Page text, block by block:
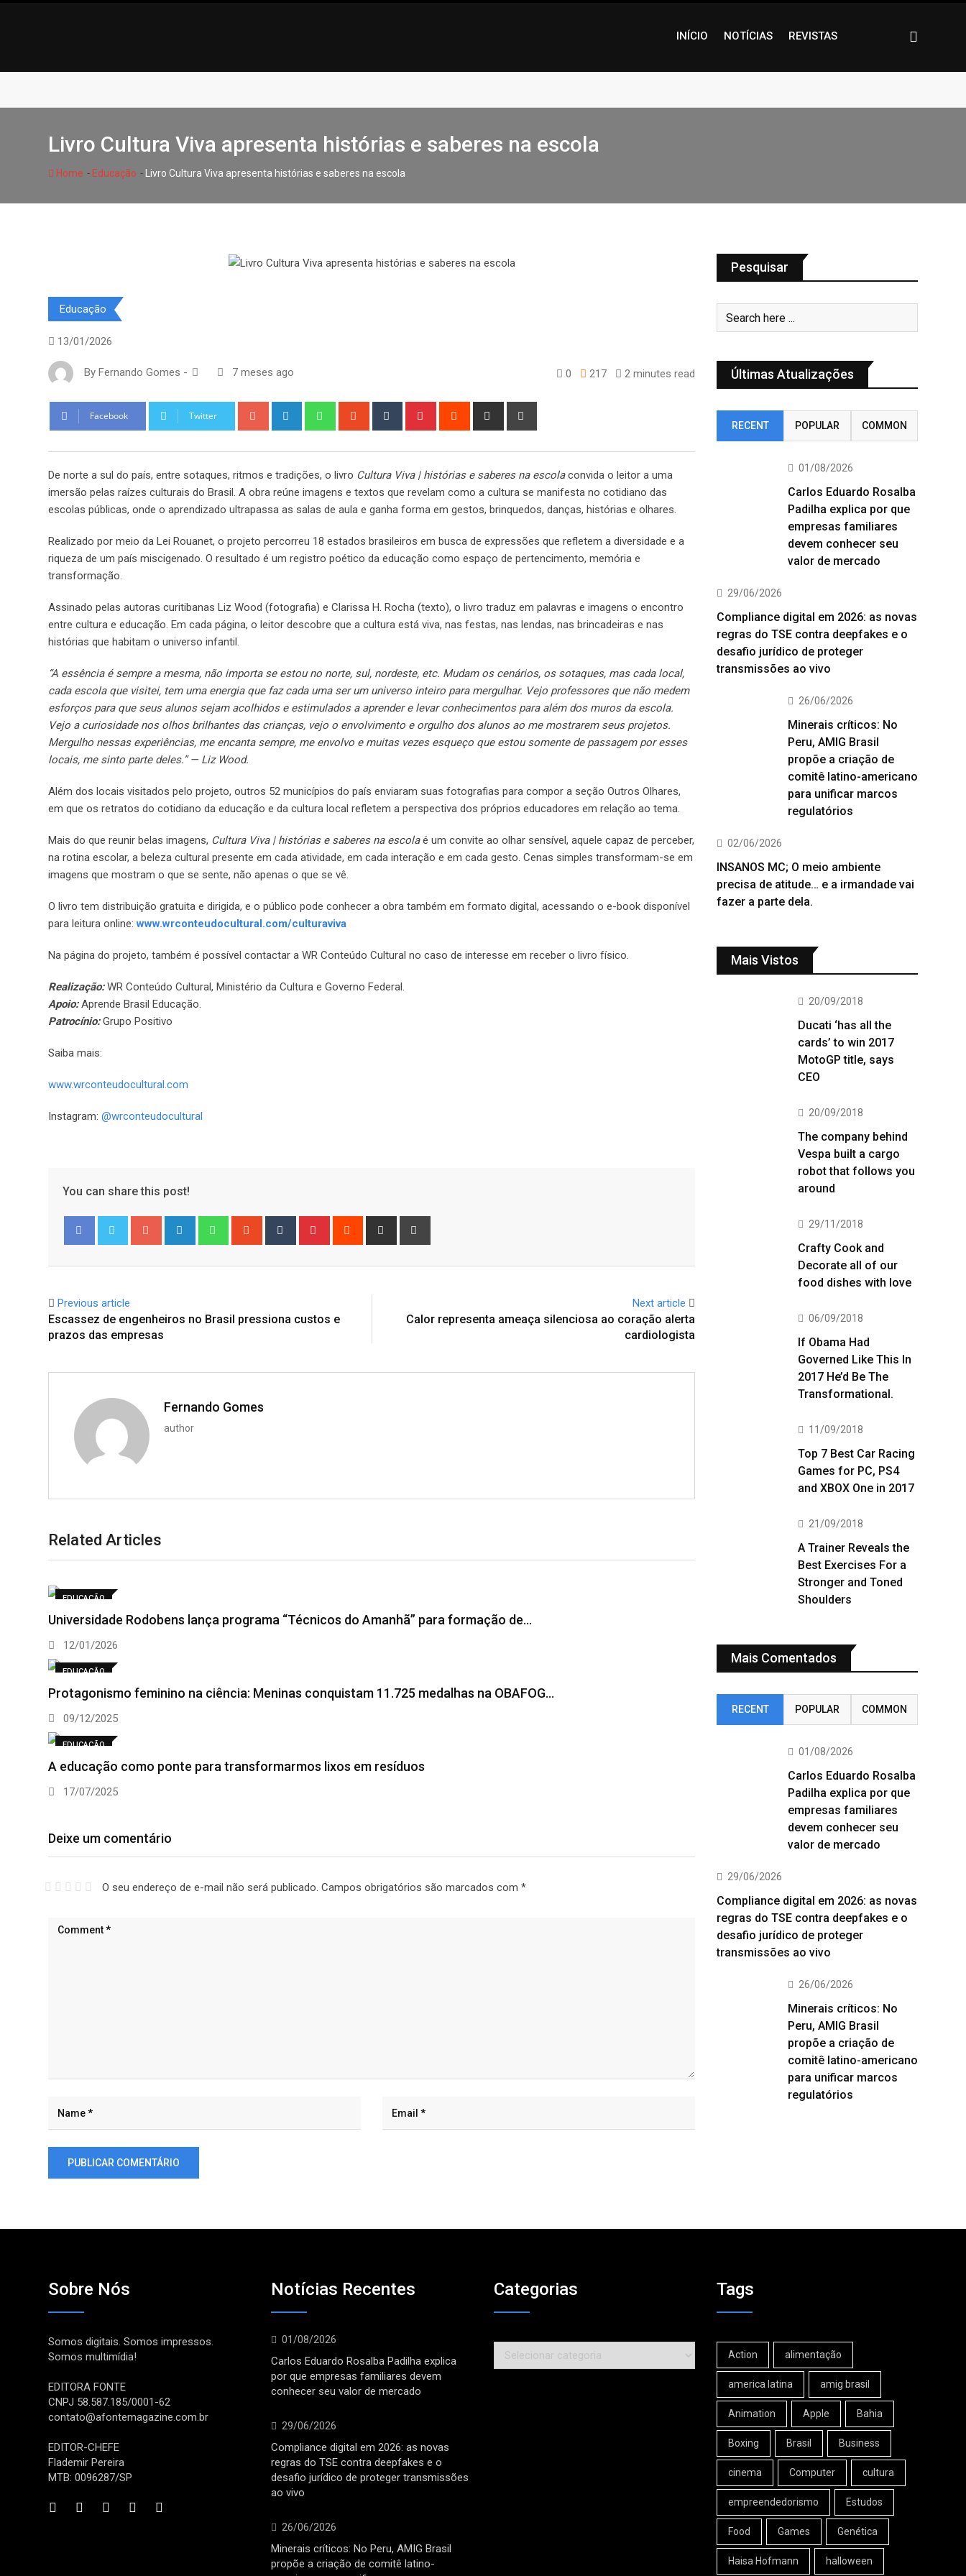
INÍCIO NOTÍCIAS REVISTAS
Livro Cultura Viva apresenta histórias e saberes na escola
Home - Educação - Livro Cultura Viva apresenta histórias e saberes na escola
Educação
13/01/2026
By Fernando Gomes - 7 meses ago 0 217 2 minutes read
Facebook Twitter Google+ LinkedIn WhatsappStumbleUpon
Tumblr Pinterest Reddit
Share
De norte a sul do país, entre sotaques, ritmos e tradições, o livro Cultura Viva | histórias e saberes na escolaconvida o leitor a uma
imersão pelas raízes culturais do Brasil. A obra reúne imagens e textos que revelam como a cultura se manifesta no cotidiano das
escolas públicas, onde o aprendizado ultrapassa as salas de aula e ganha forma em gestos, brinquedos, danças, histórias e olhares.
Realizado por meio da Lei Rouanet, o projeto percorreu 18 estados brasileiros em busca de expressões que refletem a diversidade e a
riqueza de um país miscigenado. O resultado é um registro poético da educação como espaço de pertencimento, memória e
transformação.
Assinado pelas autoras curitibanas Liz Wood (fotografia) e Clarissa H. Rocha (texto), o livro traduz em palavras e imagens o encontro
entre cultura e educação. Em cada página, o leitor descobre que a cultura está viva, nas festas, nas lendas, nas brincadeiras e nas
histórias que habitam o universo infantil.
“A essência é sempre a mesma, não importa se estou no norte, sul, nordeste, etc. Mudam os cenários, os sotaques, mas cada local,
cada escola que visitei, tem uma energia que faz cada uma ser um universo inteiro para mergulhar. Vejo professores que não medem
esforços para que seus alunos sejam acolhidos e estimulados a aprender e levar conhecimentos para além dos muros da escola.
Vejo a curiosidade nos olhos brilhantes das crianças, vejo o envolvimento e orgulho dos alunos ao me mostrarem seus projetos.
Mergulho nessas experiências, me encanta sempre, me envolvo e muitas vezes esqueço que estou somente de passagem por esses
locais, me sinto parte deles.” — Liz Wood.
Além dos locais visitados pelo projeto, outros 52 municípios do país enviaram suas fotografias para compor a seção Outros Olhares,
em que os retratos do cotidiano da educação e da cultura local refletem a perspectiva dos próprios educadores em relação ao tema.
Mais do que reunir belas imagens, Cultura Viva | histórias e saberes na escolaé um convite ao olhar sensível, aquele capaz de perceber,
na rotina escolar, a beleza cultural presente em cada atividade, em cada interação e em cada gesto. Cenas simples transformam-se em
imagens que mostram o que se sente, não apenas o que se vê.
O livro tem distribuição gratuita e dirigida, e o público pode conhecer a obra também em formato digital, acessando o e-book disponível
para leitura online:www.wrconteudocultural.com/culturaviva
Na página do projeto, também é possível contactar a WR Conteúdo Cultural no caso de interesse em receber o livro físico.
Realização:WR Conteúdo Cultural, Ministério da Cultura e Governo Federal.
Apoio:Aprende Brasil Educação.
Patrocínio:Grupo Positivo
Saiba mais:
www.wrconteudocultural.com
Instagram: @wrconteudocultural
You can share this post!
Google+ LinkedIn WhatsappStumbleUpon
Tumblr Pinterest Reddit
Share
Previous article
Escassez de engenheiros no Brasil pressiona custos e
prazos das empresas
Next article
Calor representa ameaça silenciosa ao coração alerta
cardiologista
Fernando Gomes
author
Related Articles
EDUCAÇÃO
Universidade Rodobens lança programa “Técnicos do Amanhã” para formação de…
12/01/2026
EDUCAÇÃO
Protagonismo feminino na ciência: Meninas conquistam 11.725 medalhas na OBAFOG…
09/12/2025
EDUCAÇÃO
A educação como ponte para transformarmos lixos em resíduos
17/07/2025
Deixe um comentário
O seu endereço de e-mail não será publicado. Campos obrigatórios são marcados com *
Pesquisar
Últimas Atualizações
RECENT POPULAR COMMON
01/08/2026
Carlos Eduardo Rosalba
Padilha explica por que
empresas familiares
devem conhecer seu
valor de mercado
29/06/2026
Compliance digital em 2026: as novas
regras do TSE contra deepfakes e o
desafio jurídico de proteger
transmissões ao vivo
26/06/2026
Minerais críticos: No
Peru, AMIG Brasil
propõe a criação de
comitê latino-americano
para unificar marcos
regulatórios
02/06/2026
INSANOS MC; O meio ambiente
precisa de atitude… e a irmandade vai
fazer a parte dela.
Mais Vistos
20/09/2018
Ducati ‘has all the
cards’ to win 2017
MotoGP title, says
CEO
20/09/2018
The company behind
Vespa built a cargo
robot that follows you
around
29/11/2018
Crafty Cook and
Decorate all of our
food dishes with love
06/09/2018
If Obama Had
Governed Like This In
2017 He’d Be The
Transformational.
11/09/2018
Top 7 Best Car Racing
Games for PC, PS4
and XBOX One in 2017
21/09/2018
A Trainer Reveals the
Best Exercises For a
Stronger and Toned
Shoulders
Mais Comentados
RECENT POPULAR COMMON
01/08/2026
Carlos Eduardo Rosalba
Padilha explica por que
empresas familiares
devem conhecer seu
valor de mercado
29/06/2026
Compliance digital em 2026: as novas
regras do TSE contra deepfakes e o
desafio jurídico de proteger
transmissões ao vivo
26/06/2026
Minerais críticos: No
Peru, AMIG Brasil
propõe a criação de
comitê latino-americano
para unificar marcos
regulatórios
Sobre Nós
Somos digitais. Somos impressos.
Somos multimídia!
EDITORA FONTE
CNPJ 58.587.185/0001-62
contato@afontemagazine.com.br
EDITOR-CHEFE
Flademir Pereira
MTB: 0096287/SP
Notícias Recentes
01/08/2026
Carlos Eduardo Rosalba Padilha explica
por que empresas familiares devem
conhecer seu valor de mercado
29/06/2026
Compliance digital em 2026: as novas
regras do TSE contra deepfakes e o
desafio jurídico de proteger transmissões
ao vivo
26/06/2026
Minerais críticos: No Peru, AMIG Brasil
propõe a criação de comitê latino-
Categorias
Categorias
Tags
Action alimentação
america latina amig brasil
Animation Apple Bahia
Boxing Brasil Business
cinema Computer cultura
empreendedorismo Estudos
Food Games Genética
Haisa Hofmann halloween